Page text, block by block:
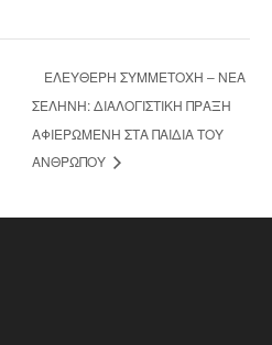
ΕΛΕΥΘΕΡΗ ΣΥΜΜΕΤΟΧΗ – ΝΕΑ
ΣΕΛΗΝΗ: ΔΙΑΛΟΓΙΣΤΙΚΗ ΠΡΑΞΗ
ΑΦΙΕΡΩΜΕΝΗ ΣΤΑ ΠΑΙΔΙΑ ΤΟΥ
ΑΝΘΡΩΠΟΥ